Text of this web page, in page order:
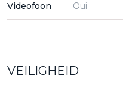
Videofoon Oui
VEILIGHEID